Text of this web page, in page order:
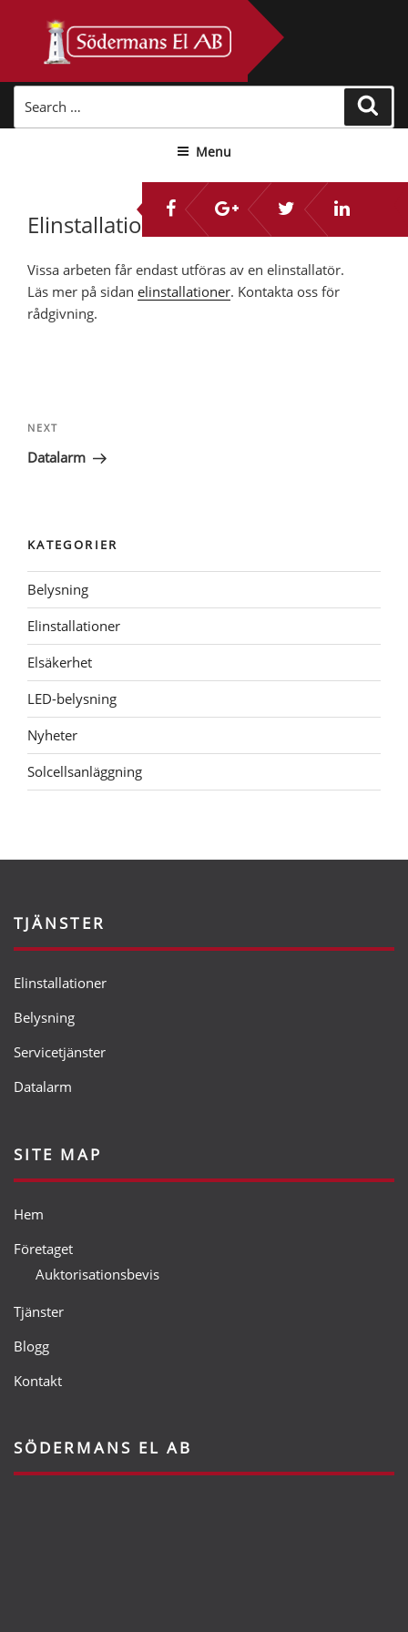
for:
Menu
Elinstallationer
Vissa arbeten får endast utföras av en elinstallatör.
Läs mer på sidan elinstallationer. Kontakta oss för
rådgivning.
Next
Post
NEXT
Datalarm
KATEGORIER
Belysning
Elinstallationer
Elsäkerhet
LED-belysning
Nyheter
Solcellsanläggning
TJÄNSTER
Elinstallationer
Belysning
Servicetjänster
Datalarm
SITE MAP
Hem
Företaget
Auktorisationsbevis
Tjänster
Blogg
Kontakt
SÖDERMANS EL AB